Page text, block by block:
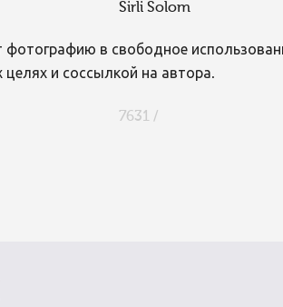
Sirli Solom
в свободное
целях и соссылкой на автора.
7631 /